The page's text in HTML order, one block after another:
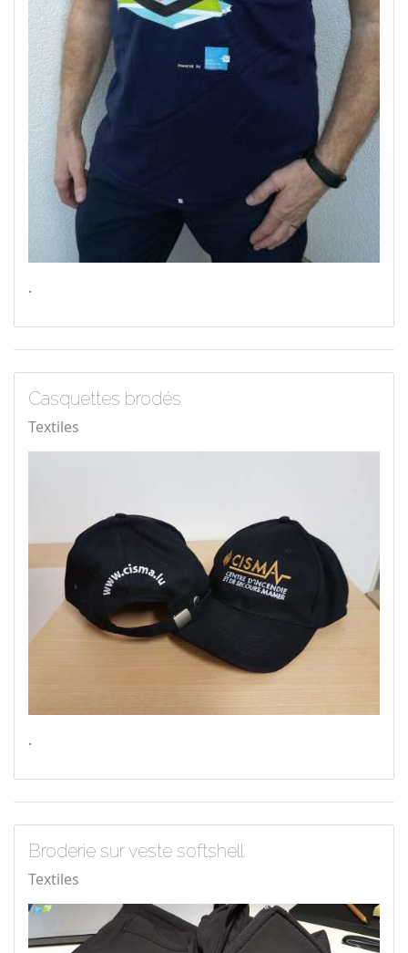
.
Casquettes brodés
Textiles
.
Broderie sur veste softshell
Textiles